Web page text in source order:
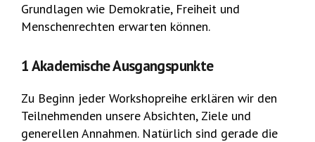
Grundlagen wie Demokratie, Freiheit und
Menschenrechten erwarten können.
1 Akademische Ausgangspunkte
Zu Beginn jeder Workshopreihe erklären wir den
Teilnehmenden unsere Absichten, Ziele und
generellen Annahmen. Natürlich sind gerade die